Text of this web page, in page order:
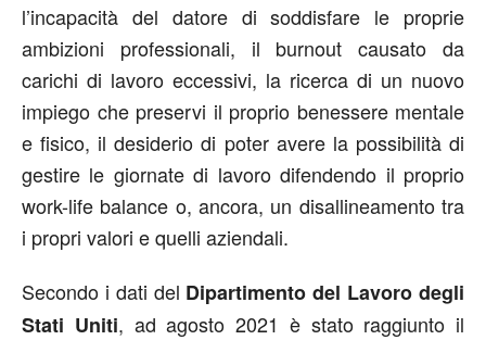
l’incapacità del datore di soddisfare le proprie
ambizioni professionali, il burnout causato da
carichi di lavoro eccessivi, la ricerca di un nuovo
impiego che preservi il proprio benessere mentale
e fisico, il desiderio di poter avere la possibilità di
gestire le giornate di lavoro difendendo il proprio
work-life balance o, ancora, un disallineamento tra
i propri valori e quelli aziendali.
Secondo i dati del Dipartimento del Lavoro degli
Stati Uniti, ad agosto 2021 è stato raggiunto il